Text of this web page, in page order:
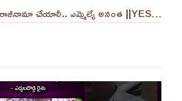
విద్యా శాఖ మంత్రి పదవి లోకేష్ రాజీనామా చేయాలీ.. ఎమ్మెల్యే అనంత ||YES 9TV